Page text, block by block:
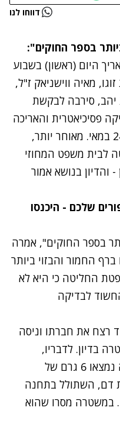
דווחו לנו
בספר החוקים":
היום (ראשון) בשבוע
מאיה ווישניאק ז"ל,
יהב, סירבה לבקשת
פסיכיאטרית והאריכה
את מעצרו עד יום ראשון הבא, 24 במאי. מאוחר יותר,
לבית משפט המחוזי
והדיון בנושא אמור
שלכם - היכנסו
בספר החוקים", אמרה
החמור והבזוי ביותר
החליטה כי היא לא
לבדיקה
רצח את חברתו וניסה
בדיון. לדבריו,
השוטרים תפסו סמים בזירה, בה נמצאו 6 גרם של
דם, השתולל בתחנה
במשטרה מסרו שהוא